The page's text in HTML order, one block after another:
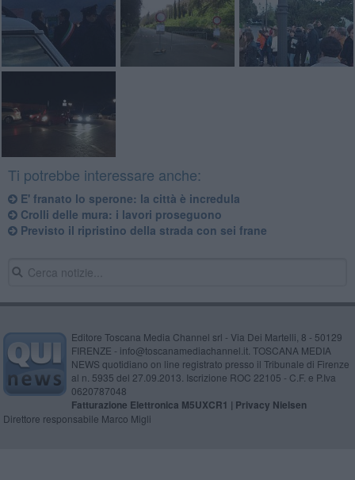
Ti potrebbe interessare anche:
E' franato lo sperone: la città è incredula
Crolli delle mura: i lavori proseguono
Previsto il ripristino della strada con sei frane
Editore Toscana Media Channel srl - Via Dei Martelli, 8 - 50129
FIRENZE - info@toscanamediachannel.it. TOSCANA MEDIA
NEWS quotidiano on line registrato presso il Tribunale di Firenze
al n. 5935 del 27.09.2013. Iscrizione ROC 22105 - C.F. e P.Iva
0620787048
Fatturazione Elettronica M5UXCR1 | Privacy Nielsen
Direttore responsabile Marco Migli